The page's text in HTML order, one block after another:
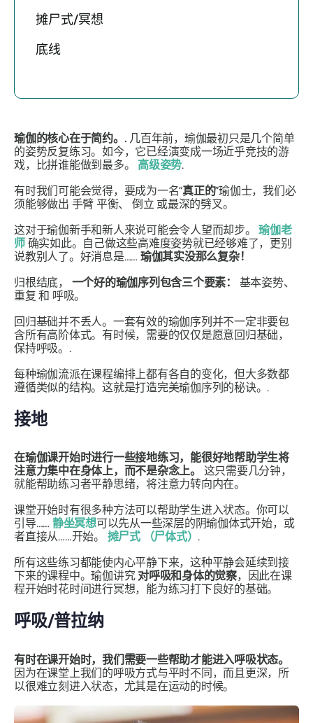
摊尸式/冥想
底线
瑜伽的核心在于简约。. 几百年前，瑜伽最初只是几个简单
的姿势反复练习。如今，它已经演变成一场近乎竞技的游
戏，比拼谁能做到最多。 高级姿势.
有时我们可能会觉得，要成为一名“真正的”瑜伽士，我们必
须能够做出 手臂 平衡、 倒立 或最深的劈叉。
这对于瑜伽新手和新人来说可能会令人望而却步。瑜伽老
师确实如此。自己做这些高难度姿势就已经够难了，更别
说教别人了。好消息是…… 瑜伽其实没那么复杂！
归根结底， 一个好的瑜伽序列包含三个要素： 基本姿势、
重复 和 呼吸。
回归基础并不丢人。一套有效的瑜伽序列并不一定非要包
含所有高阶体式。有时候，需要的仅仅是愿意回归基础，
保持呼吸。.
每种瑜伽流派在课程编排上都有各自的变化，但大多数都
遵循类似的结构。这就是打造完美瑜伽序列的秘诀。.
接地
在瑜伽课开始时进行一些接地练习，能很好地帮助学生将
注意力集中在身体上，而不是杂念上。
这只需要几分钟，
就能帮助练习者平静思绪，将注意力转向内在。
课堂开始时有很多种方法可以帮助学生进入状态。你可以
引导…… 静坐冥想可以先从一些深层的阴瑜伽体式开始，或
者直接从……开始。 摊尸式（尸体式）.
所有这些练习都能使内心平静下来，这种平静会延续到接
下来的课程中。瑜伽讲究 对呼吸和身体的觉察，因此在课
程开始时花时间进行冥想，能为练习打下良好的基础。
呼吸/普拉纳
有时在课开始时，我们需要一些帮助才能进入呼吸状态。
因为在课堂上我们的呼吸方式与平时不同，而且更深，所
以很难立刻进入状态，尤其是在运动的时候。